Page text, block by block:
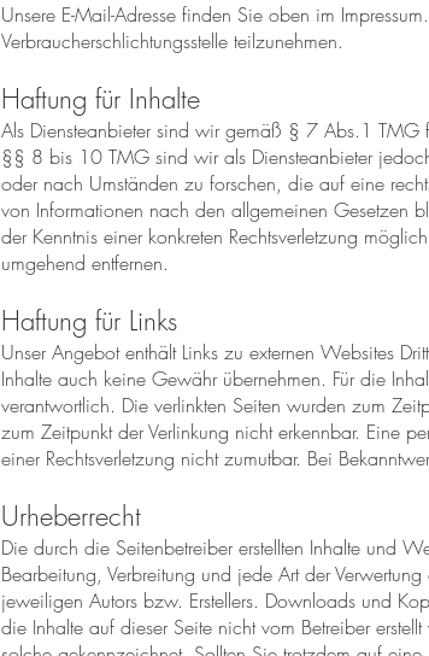
Unsere E-Mail-Adresse finden Sie oben im
Verbraucherschlichtungsstelle teilzunehmen.
Haftung für Inhalte
Als Diensteanbieter sind wir gemäß § 7 Abs.1 TMG
§§ 8 bis 10 TMG sind wir als Diensteanbieter
oder nach Umständen zu forschen, die auf eine
von Informationen nach den allgemeinen Gesetzen
der Kenntnis einer konkreten Rechtsverletzung
umgehend entfernen.
Haftung für Links
Unser Angebot enthält Links zu externen Websites
Inhalte auch keine Gewähr übernehmen. Für die
verantwortlich. Die verlinkten Seiten wurden zum
zum Zeitpunkt der Verlinkung nicht erkennbar. Eine
einer Rechtsverletzung nicht zumutbar. Bei
Urheberrecht
Die durch die Seitenbetreiber erstellten Inhalte und
Bearbeitung, Verbreitung und jede Art der
jeweiligen Autors bzw. Erstellers. Downloads und
die Inhalte auf dieser Seite nicht vom Betreiber